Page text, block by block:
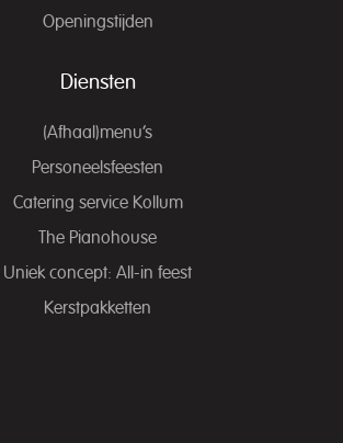
Openingstijden
Diensten
(Afhaal)menu’s
Personeelsfeesten
Catering service Kollum
The Pianohouse
Uniek concept: All-in feest
Kerstpakketten